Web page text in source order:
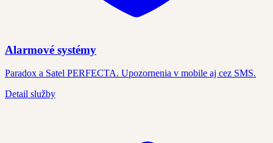
Alarmové systémy
Paradox a Satel PERFECTA. Upozornenia v mobile aj cez SMS.
Detail služby